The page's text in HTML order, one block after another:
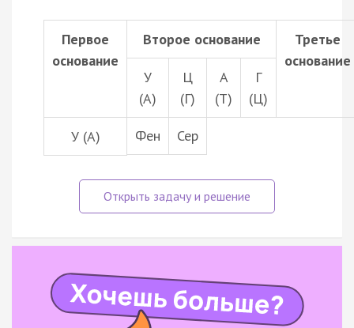
Первое
основание
Второе основание
Третье
основание
У
(А)
Ц
(Г)
А
(Т)
Г
(Ц)
У (А) Фен Сер